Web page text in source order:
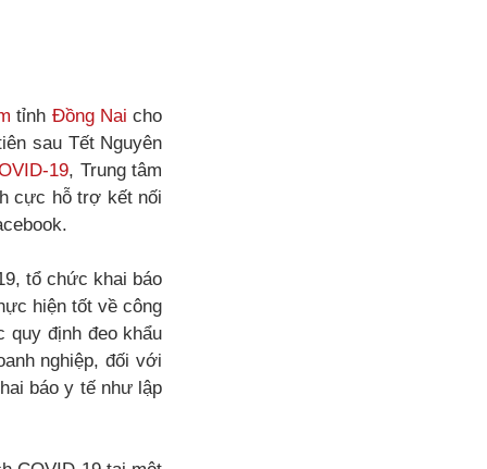
tỉnh Đồng Nai cho
sau Tết Nguyên
19, Trung tâm
cực hỗ trợ kết nối
tổ chức khai báo
hiện tốt về công
quy định đeo khẩu
nghiệp, đối với
báo y tế như lập